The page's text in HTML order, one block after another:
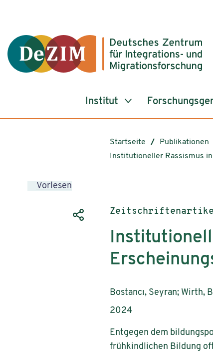
Institut
Startseite
Publikationen
Institutioneller Rassismus
Vorlesen
Publikationstyp:
AutorInnen:
Bostancı, Seyran; Wirth,
Publikationsjahr:
2024
Entgegen dem
frühkindlichen Bildung